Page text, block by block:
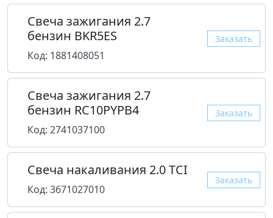
Свеча зажигания 2.7
бензин BKR5ES
Код: 1881408051
Заказать
Свеча зажигания 2.7
бензин RC10PYPB4
Код: 2741037100
Заказать
Свеча накаливания 2.0 TCI
Код: 3671027010
Заказать